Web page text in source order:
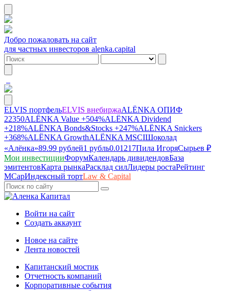
Добро пожаловать на сайт
для частных инвесторов alenka.capital
ELVIS портфельELVIS внебиржаALЁNKA ОПИФ
22350ALЁNKA Value +504%ALЁNKA Dividend
+218%ALЁNKA Bonds&Stocks +247%ALЁNKA Snickers
+368%ALЁNKA GrowthALЁNKA MSCIШоколад
«Алёнка»89.99 рублей1 рубль0.01217Пила ИгоряСырьев ₽
Мои инвестицииФорумКалендарь дивидендовБаза
эмитентовКарта рынкаРасклад силЛидеры ростаРейтинг
MCapИндексный тортLaw & Capital
Войти на сайт
Создать аккаунт
Новое на сайте
Лента новостей
Капитанский мостик
Отчетность компаний
Корпоративные события